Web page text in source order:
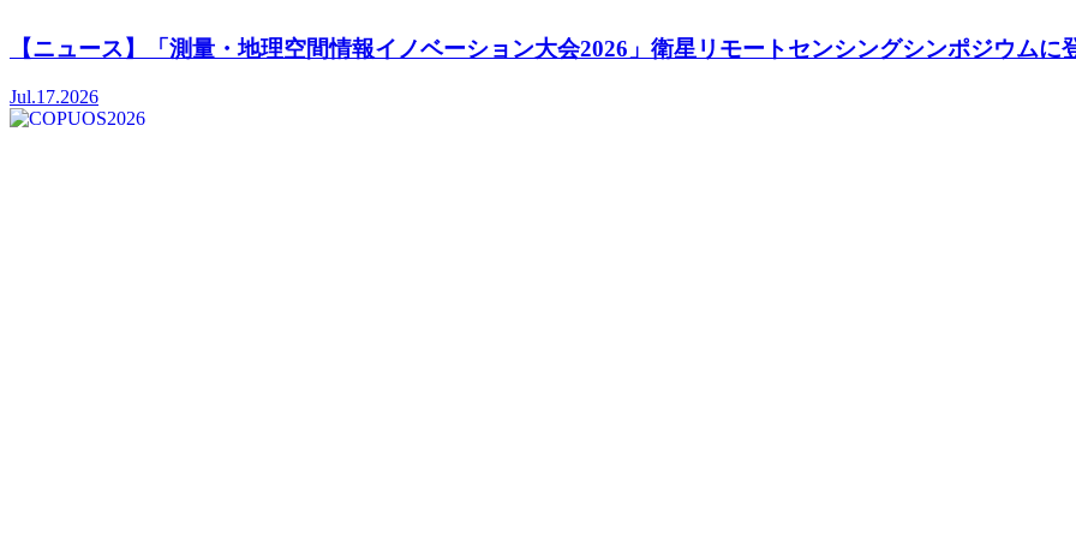
【ニュース】「測量・地理空間情報イノベーション大会2026」衛星リモートセンシングシンポジウムに
Jul.17.2026